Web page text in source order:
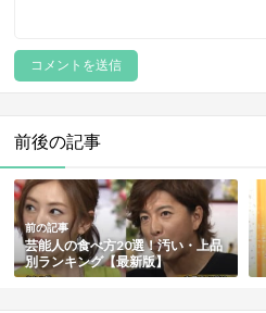
前後の記事
前の記事
芸能人の食べ方20選！汚い・上品
別ランキング【最新版】